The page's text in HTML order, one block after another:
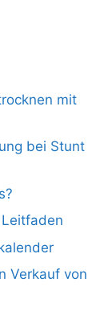
mit
bei Stunt
Verkauf von